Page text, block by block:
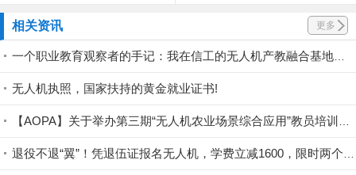
相关资讯 更多
无人机执照，国家扶持的黄金就业证书!